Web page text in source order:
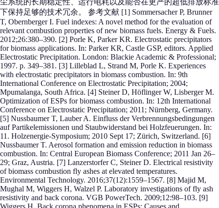
尘系统的长期稳定性、运行电耗以及能否在更严的超低排放标准
下保持足够的技术冗余。 参考文献 [1] Sommersacher P, Brunner
T, Obernberger I. Fuel indexes: A novel method for the evaluation of
relevant combustion properties of new biomass fuels. Energy & Fuels.
2012;26:380–390. [2] Porle K, Parker KR. Electrostatic precipitators
for biomass applications. In: Parker KR, Castle GSP, editors. Applied
Electrostatic Precipitation. London: Blackie Academic & Professional;
1997. p. 349–381. [3] Lilleblad L, Strand M, Porle K. Experiences
with electrostatic precipitators in biomass combustion. In: 9th
International Conference on Electrostatic Precipitation; 2004;
Mpumalanga, South Africa. [4] Steiner D, Höflinger W, Lisberger M.
Optimization of ESPs for biomass combustion. In: 12th International
Conference on Electrostatic Precipitation; 2011; Nürnberg, Germany.
[5] Nussbaumer T, Lauber A. Einfluss der Verbrennungsbedingungen
auf Partikelemissionen und Staubwiderstand bei Holzfeuerungen. In:
11. Holzenergie-Symposium; 2010 Sept 17; Zürich, Switzerland. [6]
Nussbaumer T. Aerosol formation and emission reduction in biomass
combustion. In: Central European Biomass Conference; 2011 Jan 26–
29; Graz, Austria. [7] Lanzerstorfer C, Steiner D. Electrical resistivity
of biomass combustion fly ashes at elevated temperatures.
Environmental Technology. 2016;37(12):1559–1567. [8] Majid M,
Mughal M, Wiggers H, Walzel P. Laboratory investigations of fly ash
resistivity and back corona. VGB PowerTech. 2009;12:98–103. [9]
Wiggers H. Back corona phenomena in ESPs: Causes and